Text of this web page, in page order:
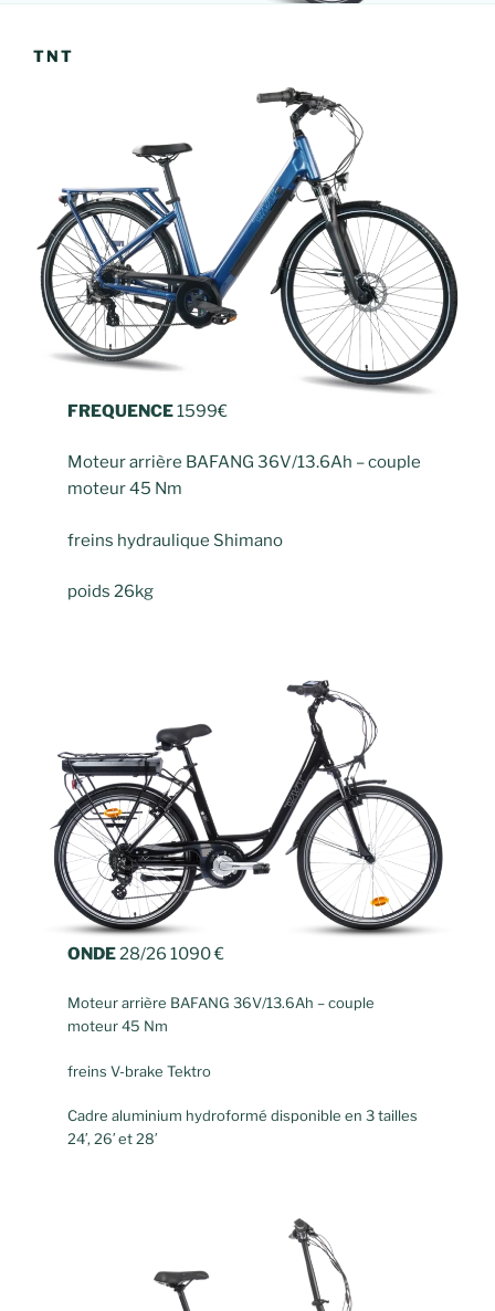
TNT
FREQUENCE1599€
Moteur arrière BAFANG 36V/13.6Ah – couple
moteur 45 Nm
freins hydraulique Shimano
poids 26kg
ONDE28/26 1090 €
Moteur arrière BAFANG 36V/13.6Ah – couple
moteur 45 Nm
freins V-brake Tektro
Cadre aluminium hydroformé disponible en 3 tailles
24′, 26′ et 28′